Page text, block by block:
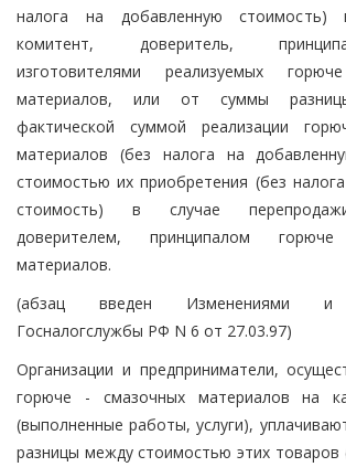
налога на добавленную стоимость)
комитент, доверитель,
изготовителями реализуемых
материалов, или от суммы
фактической суммой реализации
материалов (без налога на
стоимостью их приобретения (без
стоимость) в случае
доверителем, принципалом
материалов.
(абзац введен Изменениями и
Госналогслужбы РФ N 6 от 27.03.97)
Организации и предприниматели,
горюче - смазочных материалов на
(выполненные работы, услуги),
разницы между стоимостью этих товаров